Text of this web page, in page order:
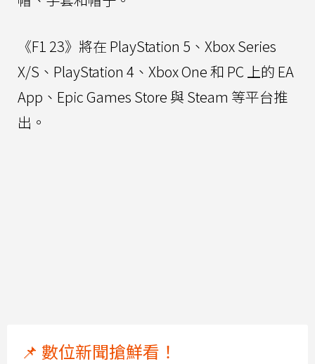
《F1 23》將在 PlayStation 5、Xbox Series
X/S、PlayStation 4、Xbox One 和 PC 上的 EA
App、Epic Games Store 與 Steam 等平台推
出。
📌 數位新聞搶鮮看！